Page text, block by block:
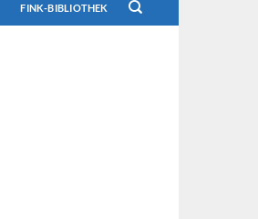
FINK-BIBLIOTHEK